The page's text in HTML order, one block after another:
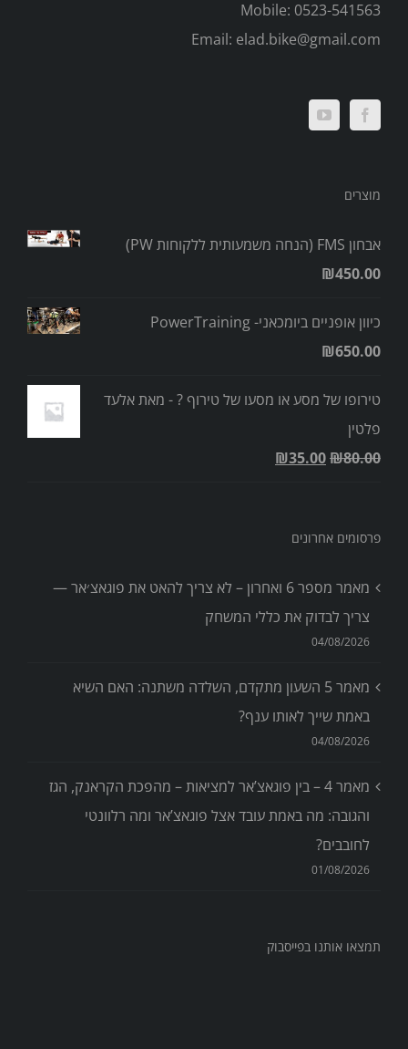
Mobile: 0523-541563
Email: elad.bike@gmail.com
מוצרים
אבחון FMS (הנחה משמעותית ללקוחות PW)
₪450.00
כיוון אופניים ביומכאני- PowerTraining
₪650.00
טירופו של מסע או מסעו של טירוף ? - מאת אלעד
פלטין
₪80.00
₪35.00
פרסומים אחרונים
מאמר מספר 6 ואחרון – לא צריך להאט את פוגאצ׳אר —
צריך לבדוק את כללי המשחק
04/08/2026
מאמר 5 השעון מתקדם, השלדה משתנה: האם השיא
באמת שייך לאותו ענף?
04/08/2026
מאמר 4 – בין פוגאצ’אר למציאות – מהפכת הקראנק, הגז
והגובה: מה באמת עובד אצל פוגאצ’אר ומה רלוונטי
לחובבים?
01/08/2026
תמצאו אותנו בפייסבוק